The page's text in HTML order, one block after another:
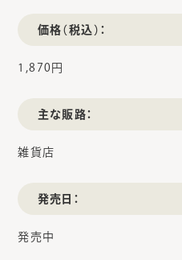
価格（税込）：
1,870円
主な販路：
雑貨店
発売日：
発売中